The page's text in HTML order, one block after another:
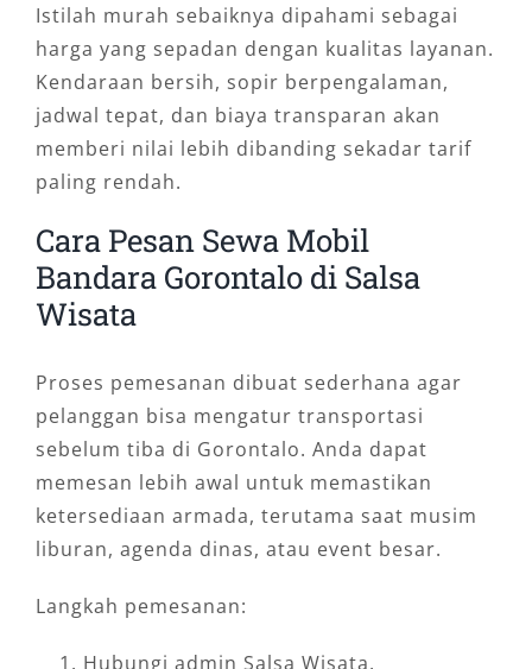
harian atau beberapa hari
Dengan sistem penjemputan yang jelas,
pelanggan bisa menginformasikan detail
penerbangan, jumlah penumpang, barang
bawaan, serta tujuan akhir. Tim operasional
tetap nyaman sejak awal.
Keunggulan Rental Mobil
Bandara Djalaluddin di Salsa
Wisata
Memilih rental mobil Bandara Djalaluddin tidak
hanya soal mendapatkan kendaraan. Faktor
sopir, kondisi unit, kejelasan biaya, dan
kecepatan respons juga berpengaruh besar
Istilah murah sebaiknya dipahami sebagai
harga yang sepadan dengan kualitas layanan.
Kendaraan bersih, sopir berpengalaman,
jadwal tepat, dan biaya transparan akan
memberi nilai lebih dibanding sekadar tarif
paling rendah.
Cara Pesan Sewa Mobil
Bandara Gorontalo di Salsa
Wisata
Proses pemesanan dibuat sederhana agar
pelanggan bisa mengatur transportasi
sebelum tiba di Gorontalo. Anda dapat
memesan lebih awal untuk memastikan
ketersediaan armada, terutama saat musim
liburan, agenda dinas, atau event besar.
Langkah pemesanan:
Hubungi admin Salsa Wisata.